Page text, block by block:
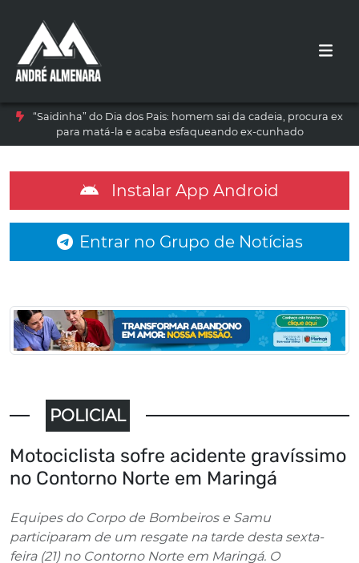
“Saidinha” do Dia dos Pais: homem sai da cadeia, procura ex
para matá-la e acaba esfaqueando ex-cunhado
Instalar App Android
Entrar no Grupo de Notícias
POLICIAL
Motociclista sofre acidente gravíssimo
no Contorno Norte em Maringá
Equipes do Corpo de Bombeiros e Samu
participaram de um resgate na tarde desta sexta-
feira (21) no Contorno Norte em Maringá. O